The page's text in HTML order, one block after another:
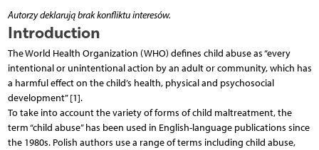
Autorzy deklarują brak konfliktu interesów.
Introduction
The World Health Organization (WHO) defines child abuse as “every
intentional or unintentional action by an adult or community, which has
a harmful effect on the child’s health, physical and psychosocial
development” [1].
To take into account the variety of forms of child maltreatment, the
term “child abuse” has been used in English-language publications since
the 1980s. Polish authors use a range of terms including child abuse,